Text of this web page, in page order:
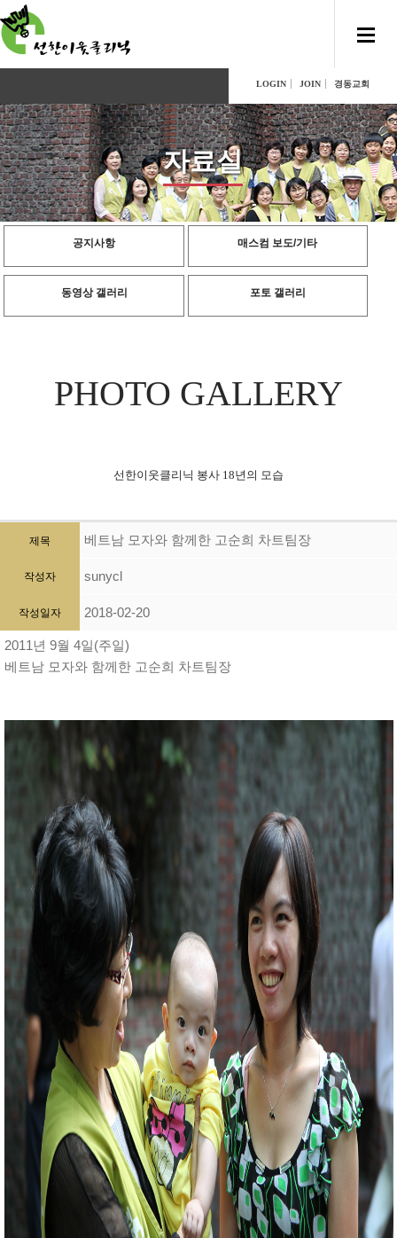
LOGIN JOIN 경동교회
자료실
공지사항 매스컴 보도/기타
동영상 갤러리 포토 갤러리
PHOTO GALLERY
선한이웃클리닉 봉사 18년의 모습
제목 베트남 모자와 함께한 고순희 차트팀장
작성자 sunycl
작성일자 2018-02-20
2011년 9월 4일(주일)
베트남 모자와 함께한 고순희 차트팀장